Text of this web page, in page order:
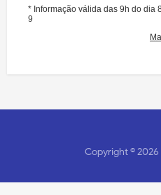
Copyright ©2026